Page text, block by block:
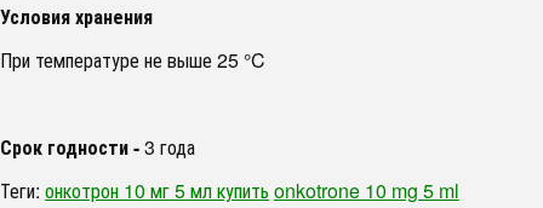
Условия хранения
При температуре не выше 25 °C
Срок годности -3 года
Теги: онкотрон 10 мг 5 мл купить onkotrone 10 mg 5 ml